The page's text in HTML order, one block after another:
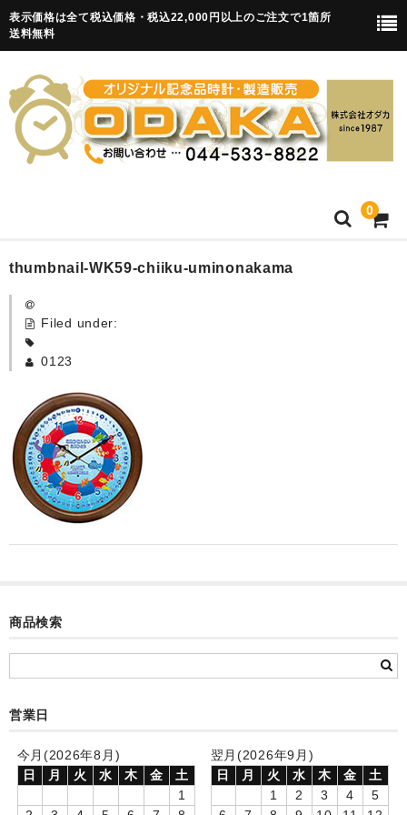
表示価格は全て税込価格・税込22,000円以上のご注文で1箇所
送料無料
0
HOME
卒園記念品
カード付フォトフレームクロック(集合)
目覚まし時計(集合＋個別)
メロディ時計(集合)
お絵かきギャラリープラス(絵＋個別)
メロディ時計(個別)
お絵かきギャラリー
自作オリジナル時計
thumbnail-WK59-chiiku-uminonakama
Filed under:
0123
商品検索
営業日
今月(2026年8月)
日
月 火 水 木 金
土
1
翌月(2026年9月)
日
月 火 水 木 金
土
1
2 3 4
5